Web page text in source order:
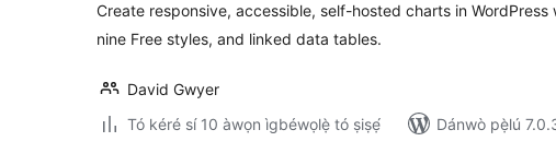
Create responsive, accessible, self-hosted charts in WordPress
nine Free styles, and linked data tables.
David Gwyer
Tó kéré sí 10 àwọn ìgbéwọlẹ̀ tó ṣiṣẹ́
Dánwò pẹ̀lú